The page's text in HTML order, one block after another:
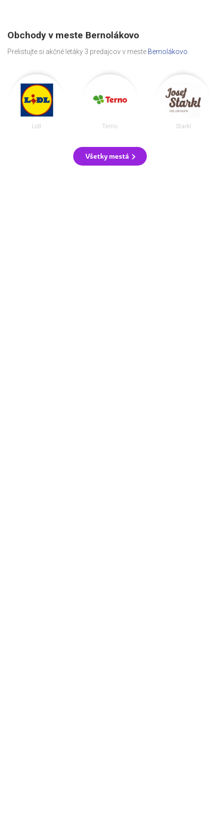
Obchody v meste Bernolákovo
Prelistujte si akčné letáky 3 predajcov v meste Bernolákovo
Lidl Terno Starkl
Všetky mestá